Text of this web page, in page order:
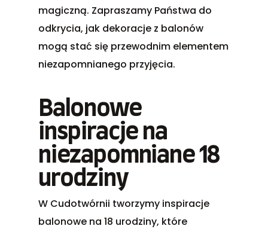
magiczną. Zapraszamy Państwa do
odkrycia, jak dekoracje z balonów
mogą stać się przewodnim elementem
niezapomnianego przyjęcia.
Balonowe
inspiracje na
niezapomniane 18
urodziny
W Cudotwórnii tworzymy inspiracje
balonowe na 18 urodziny, które